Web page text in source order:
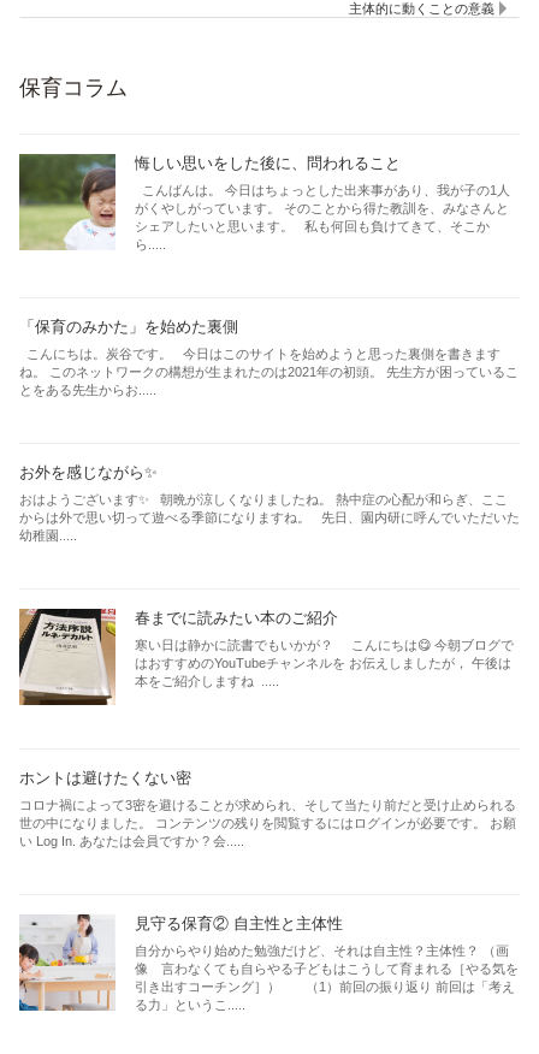
主体的に動くことの意義
保育コラム
悔しい思いをした後に、問われること
こんばんは。 今日はちょっとした出来事があり、我が子の1人
がくやしがっています。 そのことから得た教訓を、みなさんと
シェアしたいと思います。 私も何回も負けてきて、そこか
ら.....
「保育のみかた」を始めた裏側
こんにちは。炭谷です。 今日はこのサイトを始めようと思った裏側を書きます
ね。 このネットワークの構想が生まれたのは2021年の初頭。 先生方が困っているこ
とをある先生からお.....
お外を感じながら✨
おはようございます✨ 朝晩が涼しくなりましたね。 熱中症の心配が和らぎ、ここ
からは外で思い切って遊べる季節になりますね。 先日、園内研に呼んでいただいた
幼稚園.....
春までに読みたい本のご紹介
寒い日は静かに読書でもいかが？ こんにちは😋 今朝ブログで
はおすすめのYouTubeチャンネルを お伝えしましたが， 午後は
本をご紹介しますね .....
ホントは避けたくない密
コロナ禍によって3密を避けることが求められ、そして当たり前だと受け止められる
世の中になりました。 コンテンツの残りを閲覧するにはログインが必要です。 お願
い Log In. あなたは会員ですか ? 会.....
見守る保育② 自主性と主体性
自分からやり始めた勉強だけど、それは自主性？主体性？ （画
像 言わなくても自らやる子どもはこうして育まれる［やる気を
引き出すコーチング］） （1）前回の振り返り 前回は「考え
る力」というこ.....